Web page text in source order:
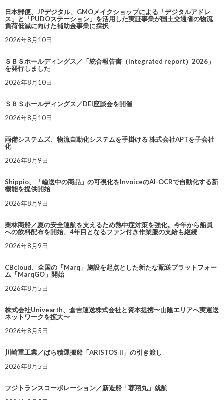
日本郵便、JPデジタル、GMOメイクショップによる「デジタルアドレ
ス」と「PUDOステーション」を活用した実証事業が国土交通省の物流
負荷低減に向けた補助金事業に採択
2026年8月10日
ＳＢＳホールディングス／「統合報告書（Integrated report）2026」
を発行しました
2026年8月10日
ＳＢＳホールディングス／DEI座談会を開催
2026年8月10日
両備システムズ、物流自動化システムを手掛ける 株式会社APTを子会社
化
2026年8月9日
Shippio、「輸送中の商品」の可視化をInvoiceのAI-OCRで自動化する新
機能を提供開始
2026年8月9日
栗林商船／夏の安全運航を支えるため熱中症対策を強化。今年から船員
への飲料配布を開始、4年目となるファン付き作業服の支給も継続
2026年8月9日
CBcloud、全国の「Marq」施設を起点とした新たな配送プラットフォー
ム「MarqGO」開始
2026年8月5日
株式会社Univearth、倉吉運送株式会社と資本提携〜山陰エリアへ実運送
ネットワークを拡大〜
2026年8月5日
川崎重工業／ばら積運搬船「ARISTOS II」の引き渡し
2026年8月5日
フジトランスコーポレーション／新造船「蓉翔丸」就航